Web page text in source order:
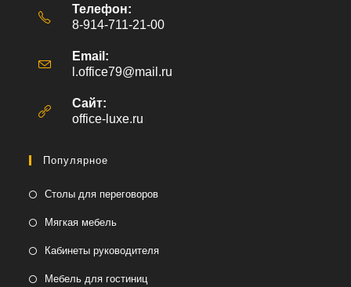
Телефон:
8-914-711-21-00
Email:
l.office79@mail.ru
Сайт:
office-luxe.ru
Популярное
Столы для переговоров
Мягкая мебель
Кабинеты руководителя
Мебель для гостиниц